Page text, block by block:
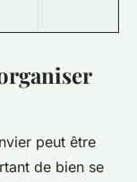
peut être
de bien se